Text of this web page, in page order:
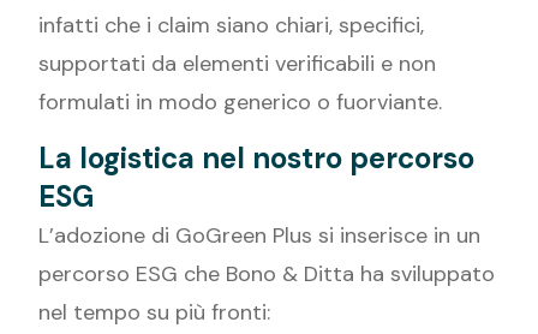
infatti che i claim siano chiari, specifici,
supportati da elementi verificabili e non
formulati in modo generico o fuorviante.
La logistica nel nostro percorso
ESG
L’adozione di GoGreen Plus si inserisce in un
percorso ESG che Bono & Ditta ha sviluppato
nel tempo su più fronti: